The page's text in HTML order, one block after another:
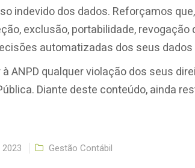
indevido dos dados. Reforçamos
exclusão, portabilidade, revogação
automatizadas dos seus
ANPD qualquer violação dos seus
Diante deste conteúdo, ainda
Gestão Contábil